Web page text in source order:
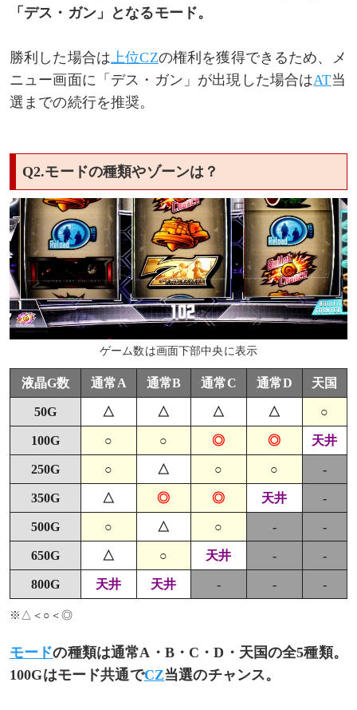
「デス・ガン」となるモード。
勝利した場合は上位CZの権利を獲得できるため、メ
ニュー画面に「デス・ガン」が出現した場合はAT当
選までの続行を推奨。
Q2.モードの種類やゾーンは？
ゲーム数は画面下部中央に表示
液晶G数 通常A 通常B 通常C 通常D 天国
50G △ △ △ △ ○
100G ○ ○ ◎ ◎ 天井
250G ○ △ ○ ○ -
350G △ ◎ ◎ 天井 -
500G ○ △ ○ - -
650G △ ○ 天井 - -
800G 天井 天井 - - -
※△＜○＜◎
モードの種類は通常A・B・C・D・天国の全5種類。
100Gはモード共通でCZ当選のチャンス。